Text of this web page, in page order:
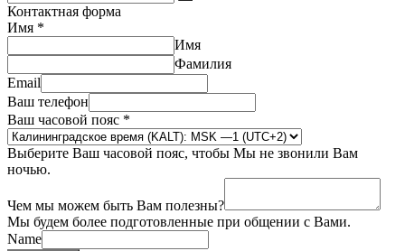
Контактная форма
Имя *
Имя
Фамилия
Email
Ваш телефон
Ваш часовой пояс *
Выберите Ваш часовой пояс, чтобы Мы не звонили Вам
ночью.
Чем мы можем быть Вам полезны?
Мы будем более подготовленные при общении с Вами.
Name